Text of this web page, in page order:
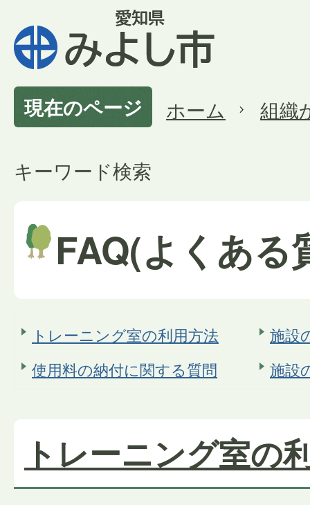
現在のページ ホーム 組織
キーワード検索
FAQ(よくある
トレーニング室の利用方法
施設
使用料の納付に関する質問
施設
トレーニング室の